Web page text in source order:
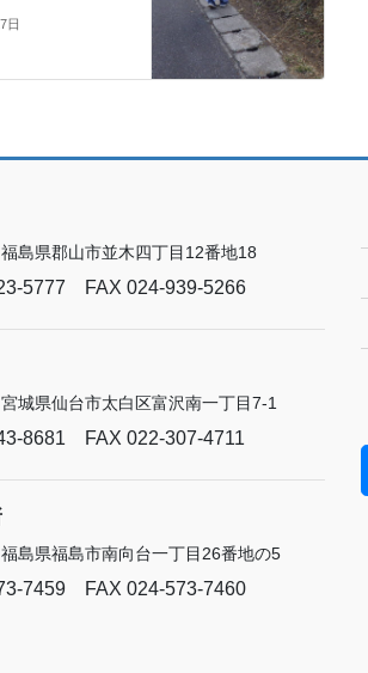
日
島県郡山市並木四丁目12番地18
5777 FAX 024-939-5266
城県仙台市太白区富沢南一丁目7-1
8681 FAX 022-307-4711
島県福島市南向台一丁目26番地の5
7459 FAX 024-573-7460